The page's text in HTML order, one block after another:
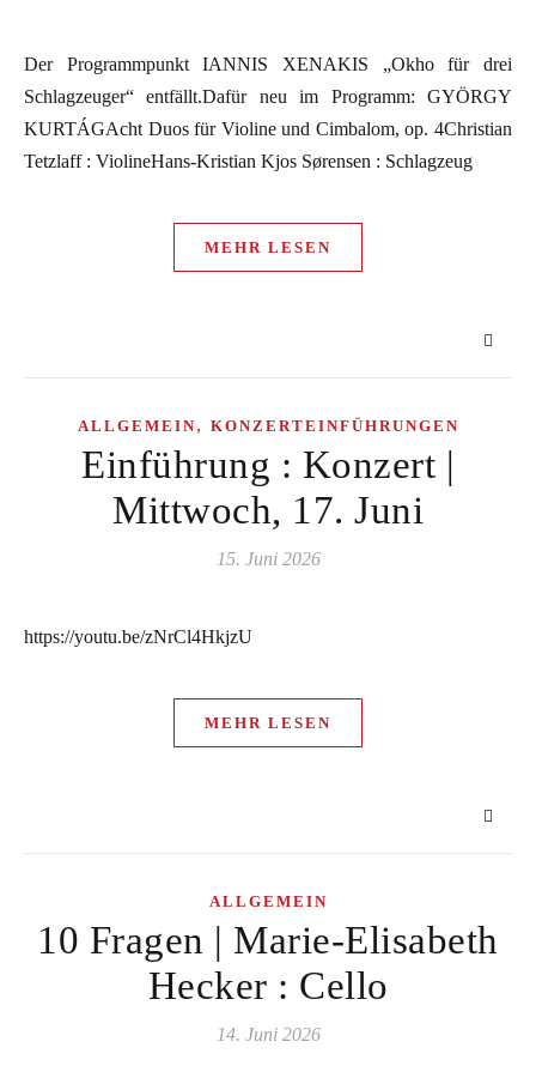
Der Programmpunkt IANNIS XENAKIS „Okho für drei
Schlagzeuger“ entfällt.Dafür neu im Programm: GYÖRGY
KURTÁGAcht Duos für Violine und Cimbalom, op. 4Christian
Tetzlaff : ViolineHans-Kristian Kjos Sørensen : Schlagzeug
MEHR LESEN
ALLGEMEIN, KONZERTEINFÜHRUNGEN
Einführung : Konzert |
Mittwoch, 17. Juni
15. Juni 2026
https://youtu.be/zNrCl4HkjzU
MEHR LESEN
ALLGEMEIN
10 Fragen | Marie-Elisabeth
Hecker : Cello
14. Juni 2026